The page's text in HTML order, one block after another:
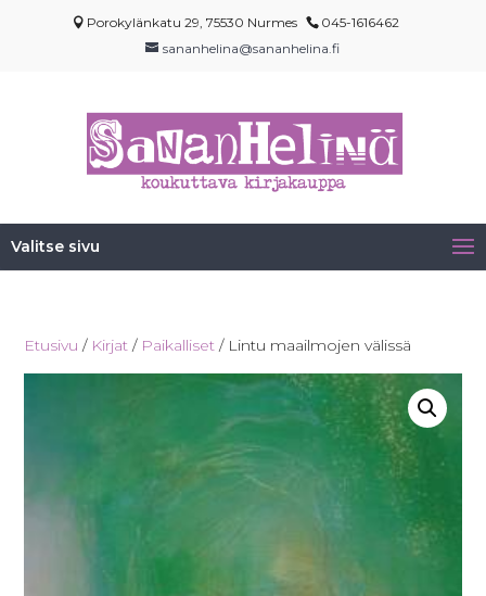
Porokylänkatu 29, 75530 Nurmes
045-1616462
sananhelina@sananhelina.fi
Valitse sivu
Etusivu / Kirjat / Paikalliset / Lintu maailmojen välissä